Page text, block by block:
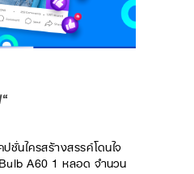
ชั่นใครสร้างสรรค์โดนใจ
A60 1 หลอด จำนวน